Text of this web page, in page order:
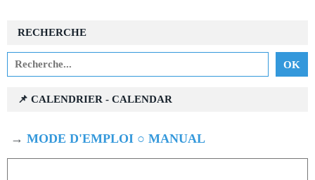
RECHERCHE
📌 CALENDRIER - CALENDAR
→ MODE D'EMPLOI ○ MANUAL